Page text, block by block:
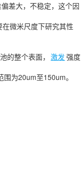
差大，不稳定，这个因
微米尺度下研究其性
的整个表面， 激发 强度
为20um至150um。